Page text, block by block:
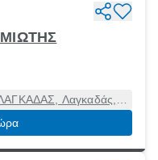
Λαγκαδάς,
57200